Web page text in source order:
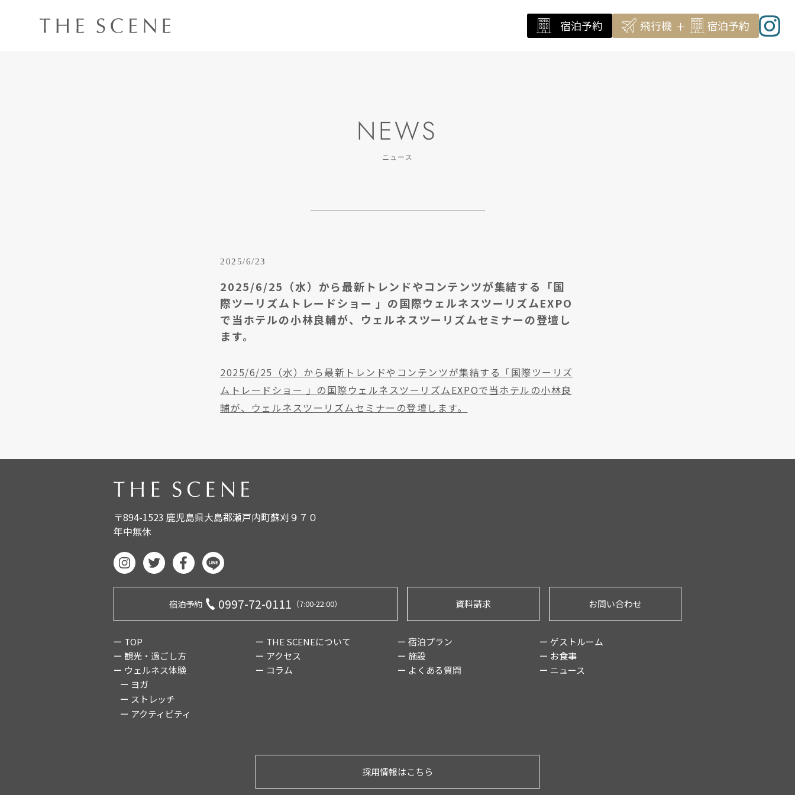
宿泊予約 飛行機 ＋ 宿泊予約
NEWS
ニュース
2025/6/23
2025/6/25（水）から最新トレンドやコンテンツが集結する「国
際ツーリズムトレードショー 」の国際ウェルネスツーリズムEXPO
で当ホテルの小林良輔が、ウェルネスツーリズムセミナーの登壇し
ます。
2025/6/25（水）から最新トレンドやコンテンツが集結する「国際ツーリズ
ムトレードショー 」の国際ウェルネスツーリズムEXPOで当ホテルの小林良
輔が、ウェルネスツーリズムセミナーの登壇します。
〒894-1523 鹿児島県大島郡瀬戸内町蘇刈９７０
年中無休
宿泊予約 0997-72-0111 （7:00-22:00） 資料請求 お問い合わせ
ー TOP ー THE SCENEについて ー 宿泊プラン
ー ゲストルーム
ー 観光・過ごし方
ー アクセス ー 施設
ー お食事
ー ウェルネス体験
ー ヨガ
ー ストレッチ
ー アクティビティ
ー コラム ー よくある質問 ー ニュース
採用情報はこちら